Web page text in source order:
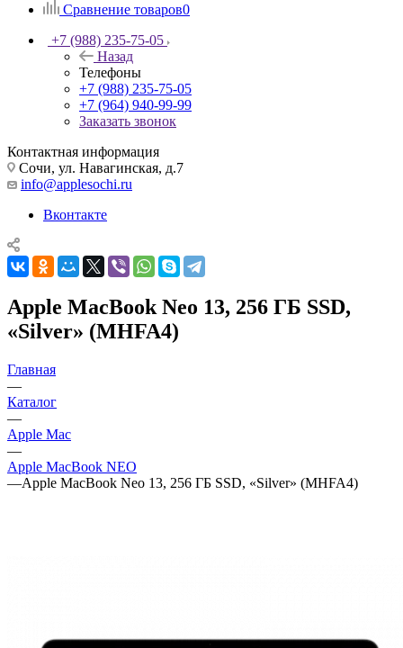
Сравнение товаров0
+7 (988) 235-75-05
Назад
Телефоны
+7 (988) 235-75-05
+7 (964) 940-99-99
Заказать звонок
Контактная информация
Сочи, ул. Навагинская, д.7
info@applesochi.ru
Вконтакте
Apple MacBook Neo 13, 256 ГБ SSD,
«Silver» (MHFA4)
Главная
—
Каталог
—
Apple Mac
—
Apple MacBook NEO
—Apple MacBook Neo 13, 256 ГБ SSD, «Silver» (MHFA4)